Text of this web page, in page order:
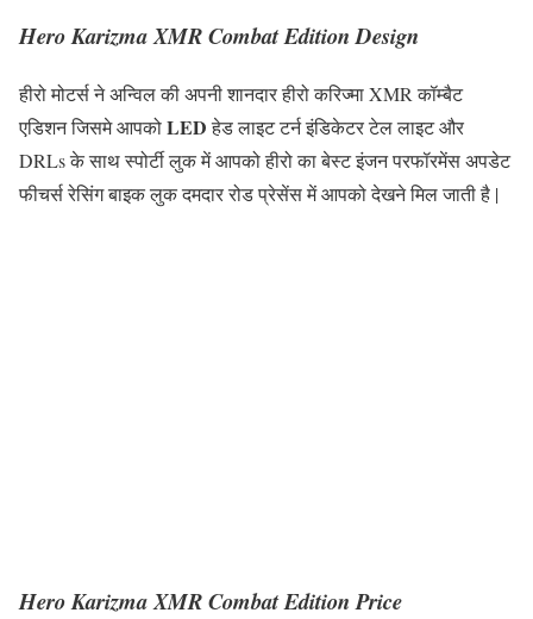
Hero Karizma XMR Combat Edition Design
हीरो मोटर्स ने अन्विल की अपनी शानदार हीरो करिज्मा XMR कॉम्बैट
एडिशन जिसमे आपकोLEDहेड लाइट टर्न इंडिकेटर टेल लाइट और
DRLs के साथ स्पोर्टी लुक में आपको हीरो का बेस्ट इंजन परफॉरमेंस अपडेट
फीचर्स रेसिंग बाइक लुक दमदार रोड प्रेसेंस में आपको देखने मिल जाती है |
Hero Karizma XMR Combat Edition Price